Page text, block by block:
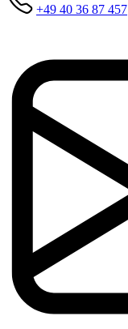
+49 40 36 87 457